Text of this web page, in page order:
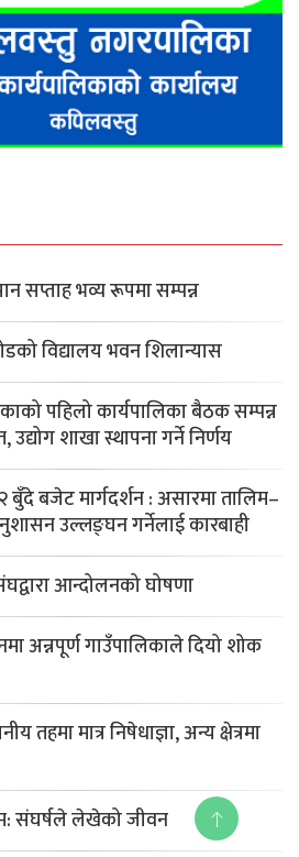
सप्ताह भव्य रूपमा सम्पन्न
विद्यालय भवन शिलान्यास
पहिलो कार्यपालिका बैठक सम्पन्न
शाखा स्थापना गर्ने निर्णय
बुँदे बजेट मार्गदर्शन : असारमा तालिम–
उल्लङ्घन गर्नेलाई कारबाही
आन्दोलनको घोषणा
अन्नपूर्ण गाउँपालिकाले दियो शोक
तहमा मात्र निषेधाज्ञा, अन्य क्षेत्रमा
संघर्षले लेखेको जीवन